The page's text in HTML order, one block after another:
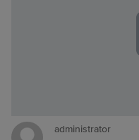
administrator